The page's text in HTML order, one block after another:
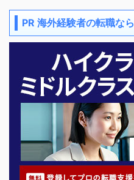
PR 海外経験者の転職なら